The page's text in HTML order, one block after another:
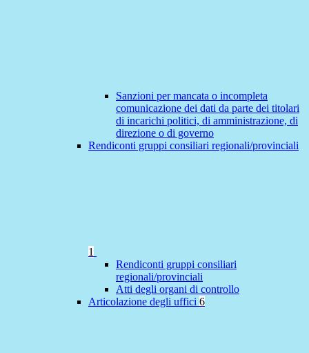
Sanzioni per mancata o incompleta
comunicazione dei dati da parte dei titolari
di incarichi politici, di amministrazione, di
direzione o di governo
Rendiconti gruppi consiliari regionali/provinciali
1
Rendiconti gruppi consiliari
regionali/provinciali
Atti degli organi di controllo
Articolazione degli uffici 6